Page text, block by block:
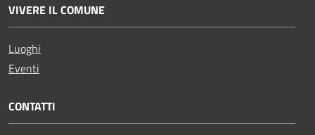
VIVERE IL COMUNE
Luoghi
Eventi
CONTATTI